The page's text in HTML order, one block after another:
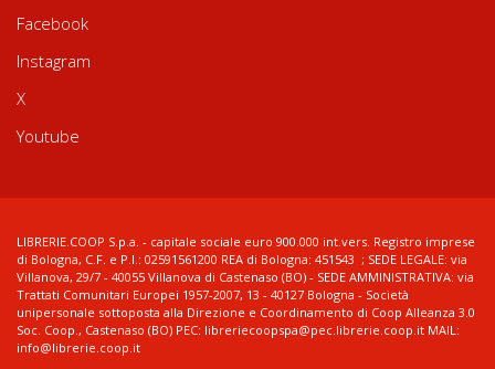
Facebook
Instagram
X
Youtube
LIBRERIE.COOP S.p.a. - capitale sociale euro 900.000 int.vers. Registro imprese
di Bologna, C.F. e P.I.: 02591561200 REA di Bologna: 451543 ; SEDE LEGALE: via
Villanova, 29/7 - 40055 Villanova di Castenaso (BO) - SEDE AMMINISTRATIVA: via
Trattati Comunitari Europei 1957-2007, 13 - 40127 Bologna - Società
unipersonale sottoposta alla Direzione e Coordinamento di Coop Alleanza 3.0
Soc. Coop., Castenaso (BO) PEC: libreriecoopspa@pec.librerie.coop.it MAIL:
info@librerie.coop.it